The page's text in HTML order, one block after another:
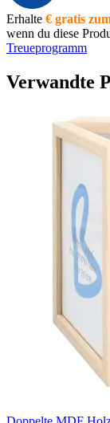
Erhalte € gratis
wenn du diese
Treueprogramm
Verwandte